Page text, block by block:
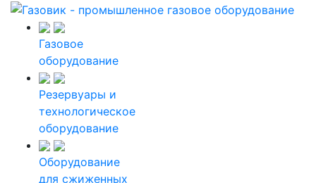
Газовое
оборудование
Резервуары и
технологическое
оборудование
Оборудование
для сжиженных